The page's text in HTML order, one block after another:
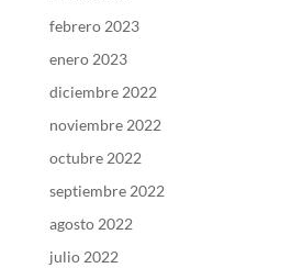
febrero 2023
enero 2023
diciembre 2022
noviembre 2022
octubre 2022
septiembre 2022
agosto 2022
julio 2022